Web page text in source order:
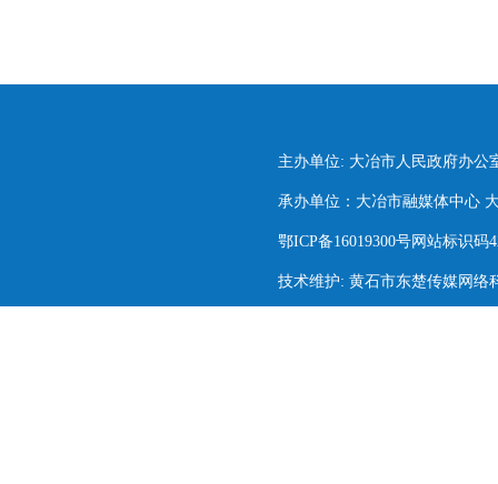
主办单位: 大冶市人民政府办公
承办单位：大冶市融媒体中心
鄂ICP备16019300号网站标识码
技术维护: 黄石市东楚传媒网络